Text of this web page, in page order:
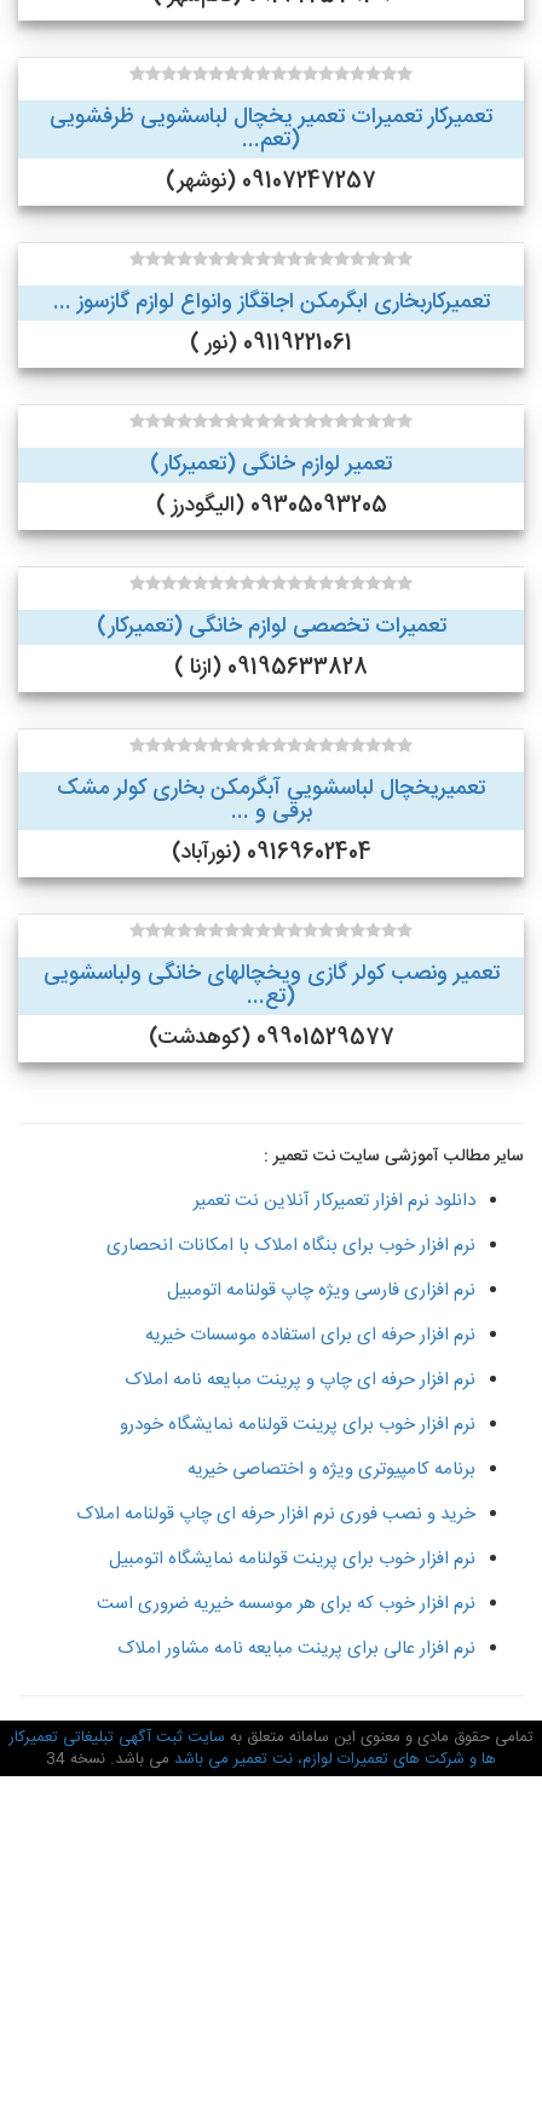
تعمیرکار تعمیرات تعمیر یخچال لباسشویی ظرفشویی
(تعم...
09107247257 (نوشهر)
تعمیرکاربخاری ابگرمکن اجاقگاز وانواع لوازم گازسوز ...
09119221061 (نور )
تعمیر لوازم خانگی (تعمیرکار)
09305093205 (الیگودرز )
تعمیرات تخصصی لوازم خانگی (تعمیرکار)
09195633828 (ازنا )
تعمیریخچال لباسشویی آبگرمکن بخاری کولر مشک
برقی و ...
09169602404 (نورآباد)
تعمیر ونصب کولر گازی ویخچالهای خانگی ولباسشویی
(تع...
09901529577 (کوهدشت)
سایر مطالب آموزشی سایت نت تعمیر :
دانلود نرم افزار تعمیرکار آنلاین نت تعمیر
نرم افزار خوب برای بنگاه املاک با امکانات انحصاری
نرم افزاری فارسی ویژه چاپ قولنامه اتومبیل
نرم افزار حرفه ای برای استفاده موسسات خیریه
نرم افزار حرفه ای چاپ و پرینت مبایعه نامه املاک
نرم افزار خوب برای پرینت قولنامه نمایشگاه خودرو
برنامه کامپیوتری ویژه و اختصاصی خیریه
خرید و نصب فوری نرم افزار حرفه ای چاپ قولنامه املاک
نرم افزار خوب برای پرینت قولنامه نمایشگاه اتومبیل
نرم افزار خوب که برای هر موسسه خیریه ضروری است
نرم افزار عالی برای پرینت مبایعه نامه مشاور املاک
حقوق مادی و معنوی این سامانه متعلق به سایت ثبت آگهی تبلیغاتی تعمیرکار
ها و شرکت های تعمیرات لوازم، نت تعمیر می باشدمی باشد. نسخه 34